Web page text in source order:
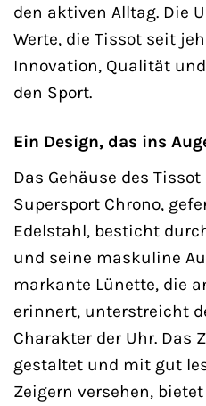
den aktiven Alltag. Die
Werte, die Tissot seit
Innovation, Qualität
den Sport.
Ein Design, das ins
Das Gehäuse des
Supersport Chrono,
Edelstahl, besticht
und seine maskuline
markante Lünette, die
erinnert, unterstreicht
Charakter der Uhr. Das
gestaltet und mit gut
Zeigern versehen,